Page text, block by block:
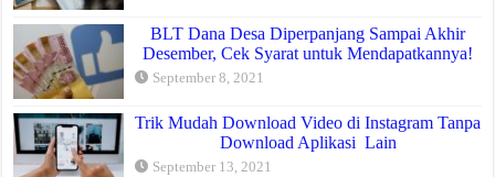
BLT Dana Desa Diperpanjang Sampai Akhir
Desember, Cek Syarat untuk Mendapatkannya!
September 8, 2021
Trik Mudah Download Video di Instagram Tanpa
Download Aplikasi Lain
September 13, 2021